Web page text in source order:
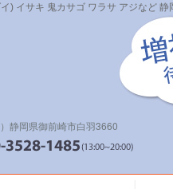
) イサキ 鬼カサゴ ワラサ アジなど
）静岡県御前崎市白羽3660